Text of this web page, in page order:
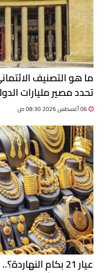
ما هو التصنيف
تحدد مصير مليارات
عيار 21 بكام